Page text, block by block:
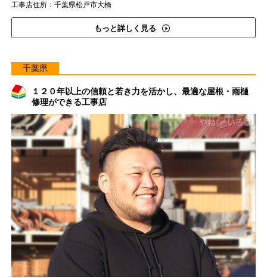
工事店住所：千葉県松戸市大橋
もっと詳しく見る
千葉県
１２０年以上の信頼と若き力を活かし、最適な屋根・雨樋
修理ができる工事店